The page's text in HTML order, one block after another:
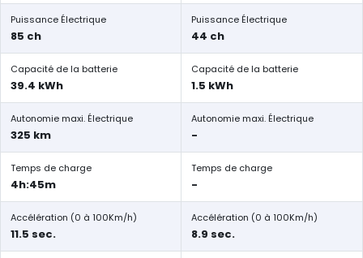
Puissance Électrique
85 ch
Puissance Électrique
44 ch
Capacité de la batterie
39.4 kWh
Capacité de la batterie
1.5 kWh
Autonomie maxi. Électrique
325 km
Autonomie maxi. Électrique
-
Temps de charge
4h:45m
Temps de charge
-
Accélération (0 à 100Km/h)
11.5 sec.
Accélération (0 à 100Km/h)
8.9 sec.